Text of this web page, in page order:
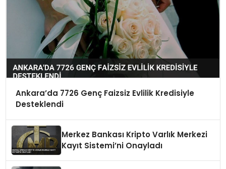
Ankara’da 7726 Genç Faizsiz Evlilik Kredisiyle
Desteklendi
Merkez Bankası Kripto Varlık Merkezi
Kayıt Sistemi’ni Onayladı